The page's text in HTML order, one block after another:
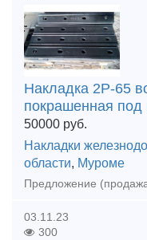
Накладка 2Р-65
покрашенная под
50000 руб.
Накладки
области, Муроме
03.11.23
300